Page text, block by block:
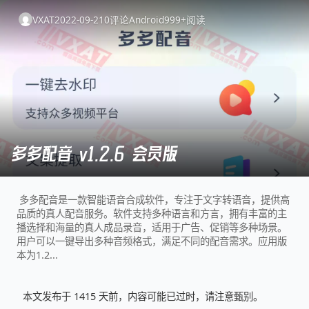
VXAT2022-09-210评论Android999+阅读
多多配音 v1.2.6 会员版
多多配音是一款智能语音合成软件，专注于文字转语音，提供高
品质的真人配音服务。软件支持多种语言和方言，拥有丰富的主
播选择和海量的真人成品录音，适用于广告、促销等多种场景。
用户可以一键导出多种音频格式，满足不同的配音需求。应用版
本为1.2...
本文发布于 1415 天前，内容可能已过时，请注意甄别。